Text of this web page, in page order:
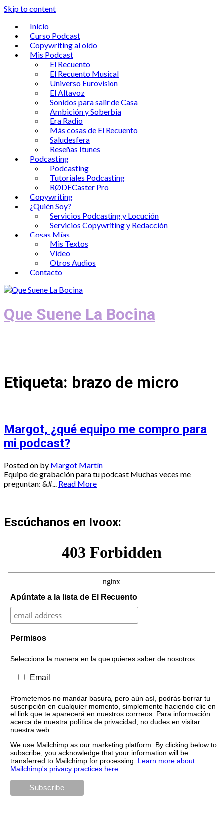
Skip to content
Inicio
Curso Podcast
Copywriting al oído
Mis Podcast
El Recuento
El Recuento Musical
Universo Eurovision
El Altavoz
Sonidos para salir de Casa
Ambición y Soberbia
Era Radio
Más cosas de El Recuento
Saludesfera
Reseñas Itunes
Podcasting
Podcasting
Tutoriales Podcasting
RØDECaster Pro
Copywriting
¿Quién Soy?
Servicios Podcasting y Locución
Servicios Copywriting y Redacción
Cosas Mías
Mis Textos
Video
Otros Audios
Contacto
Que Suene La Bocina
Etiqueta: brazo de micro
Margot, ¿qué equipo me compro para
mi podcast?
Posted on by Margot Martín
Equipo de grabación para tu podcast Muchas veces me
preguntan: &#...
Read More
Escúchanos en Ivoox:
Apúntate a la lista de El Recuento
Permisos
Selecciona la manera en la que quieres saber de nosotros.
Email
Prometemos no mandar basura, pero aún así, podrás borrar tu
suscripción en cualquier momento, simplemente haciendo clic en
el link que te aparecerá en nuestros corrreos. Para información
acerca de nuestra política de privacidad, no dudes en visitar
nuestra web.
We use Mailchimp as our marketing platform. By clicking below to
subscribe, you acknowledge that your information will be
transferred to Mailchimp for processing. Learn more about
Mailchimp's privacy practices here.